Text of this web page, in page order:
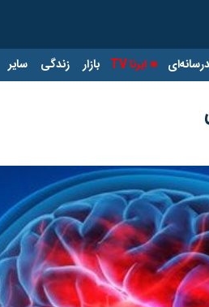
ایرنا TV بازار زندگی سایر